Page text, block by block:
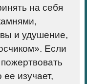
на себя
и удушение,
Если
изучает,